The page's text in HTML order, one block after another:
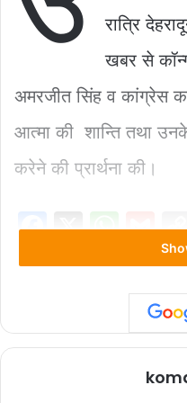
b
o
k
A
p
p
रात्रि
खबर से
अमरजीत सिंह व कांग्रेस
आत्मा की शान्ति तथा
करेने की प्रार्थना की।
F
b
X W
A
G
m
l